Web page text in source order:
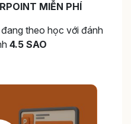
MIỄN PHÍ
đang theo học với đánh
4.5 SAO